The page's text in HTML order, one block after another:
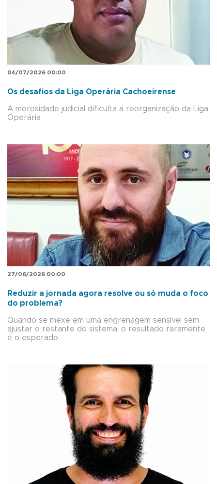
04/07/2026 00:00
Os desafios da Liga Operária Cachoeirense
A morosidade judicial dificulta a reorganização da Liga
Operária
27/06/2026 00:00
Reduzir a jornada agora resolve ou só muda o foco
do problema?
Quando se mexe em uma engrenagem sensível sem
ajustar o restante do sistema, o resultado raramente
é o esperado